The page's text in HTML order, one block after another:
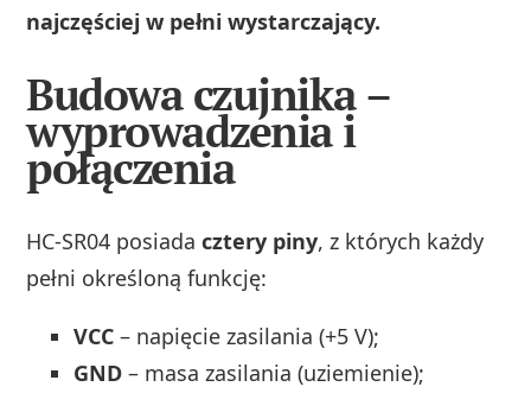
najczęściej w pełni wystarczający.
Budowa czujnika –
wyprowadzenia i
połączenia
HC-SR04 posiadacztery piny, z których każdy
pełni określoną funkcję:
VCC – napięcie zasilania (+5 V);
GND – masa zasilania (uziemienie);